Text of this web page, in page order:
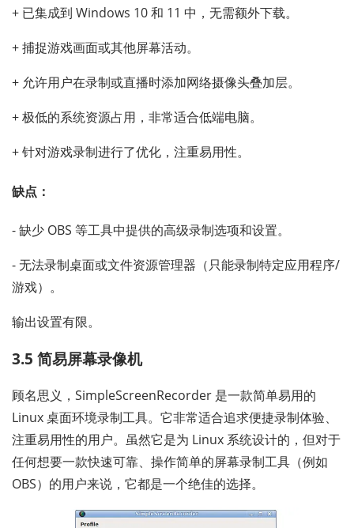
+ 已集成到 Windows 10 和 11 中，无需额外下载。
+ 捕捉游戏画面或其他屏幕活动。
+ 允许用户在录制或直播时添加网络摄像头叠加层。
+ 极低的系统资源占用，非常适合低端电脑。
+ 针对游戏录制进行了优化，注重易用性。
缺点：
- 缺少 OBS 等工具中提供的高级录制选项和设置。
- 无法录制桌面或文件资源管理器（只能录制特定应用程序/
游戏）。
输出设置有限。
3.5 简易屏幕录像机
顾名思义，SimpleScreenRecorder 是一款简单易用的
Linux 桌面环境录制工具。它非常适合追求便捷录制体验、
注重易用性的用户。虽然它是为 Linux 系统设计的，但对于
任何想要一款快速可靠、操作简单的屏幕录制工具（例如
OBS）的用户来说，它都是一个绝佳的选择。